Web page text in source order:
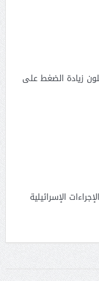
زيادة الضغط على
الإسرائيلية